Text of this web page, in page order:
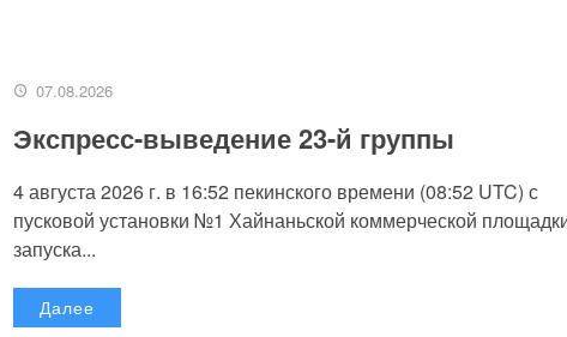
07.08.2026
Экспресс-выведение 23-й группы
4 августа 2026 г. в 16:52 пекинского времени (08:52 UTC) с
пусковой установки №1 Хайнаньской коммерческой
запуска...
Далее